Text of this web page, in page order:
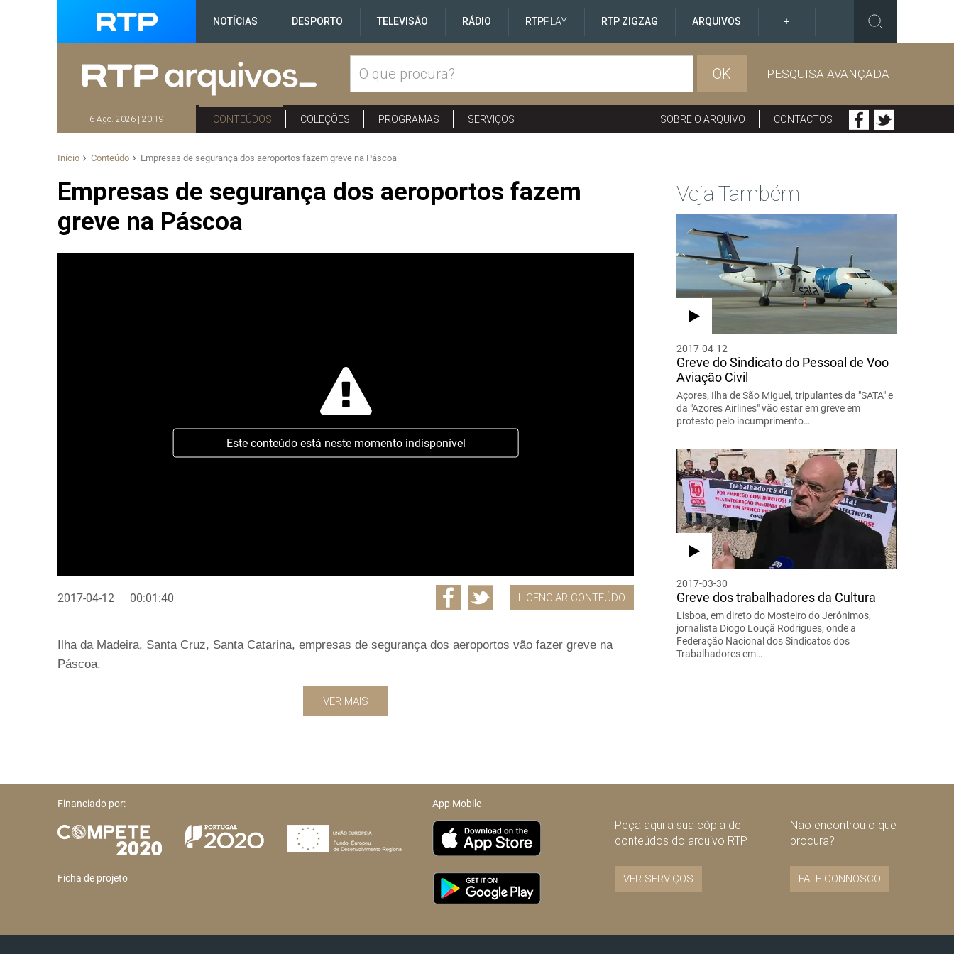
NOTÍCIAS DESPORTO TELEVISÃO RÁDIO RTPPLAY RTP ZIGZAG ARQUIVOS +
OK PESQUISA AVANÇADA
6 Ago. 2026 | 20:19 CONTEÚDOS COLEÇÕES PROGRAMAS SERVIÇOS SOBRE O ARQUIVO CONTACTOS
Início Conteúdo Empresas de segurança dos aeroportos fazem greve na Páscoa
Empresas de segurança dos aeroportos fazem
greve na Páscoa
Este conteúdo está neste momento indisponível
2017-04-12 00:01:40 LICENCIAR CONTEÚDO
Ilha da Madeira, Santa Cruz, Santa Catarina, empresas de segurança dos aeroportos vão fazer greve na
Páscoa.
VER MAIS
Veja Também
2017-04-12
Greve do Sindicato do Pessoal de Voo
Aviação Civil
Açores, Ilha de São Miguel, tripulantes da "SATA" e
da "Azores Airlines" vão estar em greve em
protesto pelo incumprimento…
2017-03-30
Greve dos trabalhadores da Cultura
Lisboa, em direto do Mosteiro do Jerónimos,
jornalista Diogo Louçã Rodrigues, onde a
Federação Nacional dos Sindicatos dos
Trabalhadores em…
Financiado por:
Ficha de projeto
App Mobile
Peça aqui a sua cópia de
conteúdos do arquivo RTP
VER SERVIÇOS
Não encontrou o que
procura?
FALE CONNOSCO